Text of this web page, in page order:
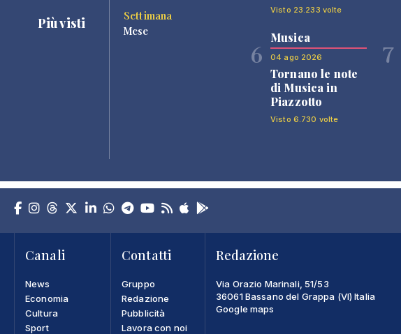
Più visti
Settimana
Mese
Visto 23.233 volte
6
Musica
04 ago 2026
Tornano le note
di Musica in
Piazzotto
Visto 6.730 volte
7
Canali
News
Economia
Cultura
Sport
Contatti
Gruppo
Redazione
Pubblicità
Lavora con noi
Redazione
Via Orazio Marinali, 51/53
36061 Bassano del Grappa (VI) Italia
Google maps